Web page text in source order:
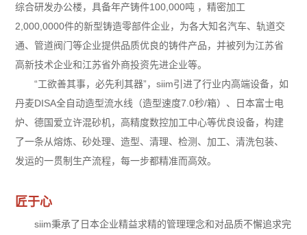
综合研发办公楼，具备年产铸件100,000吨 ，精密加工
2,000,0000件的新型铸造零部件企业，为各大知名汽车、轨道交
通、管道阀门等企业提供品质优良的铸件产品，并被列为江苏省
高新技术企业和江苏省外商投资先进企业等。
“工欲善其事，必先利其器”，siim引进了行业内高端设备，如
丹麦DISA全自动造型流水线（造型速度7.0秒/箱）、日本富士电
炉、德国爱立许混砂机，高精度数控加工中心等优良设备，构建
了一条从熔炼、砂处理、造型、清理、检测、加工、清洗包装、
发运的一贯制生产流程，每一步都精准而高效。
匠于心
siim秉承了日本企业精益求精的管理理念和对品质不懈追求完